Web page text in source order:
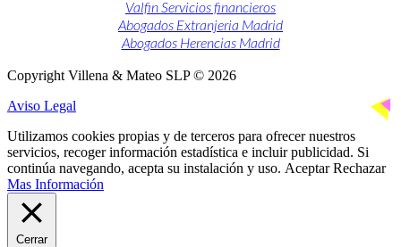
Valfin Servicios financieros
Abogados Extranjeria Madrid
Abogados Herencias Madrid
Copyright Villena & Mateo SLP © 2026
Aviso Legal
Utilizamos cookies propias y de terceros para ofrecer nuestros
servicios, recoger información estadística e incluir publicidad. Si
continúa navegando, acepta su instalación y uso. Aceptar Rechazar
Mas Información
Cerrar